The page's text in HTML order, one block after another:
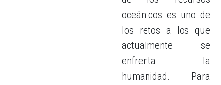
oceánicos es uno de
los retos a los que
actualmente se
enfrenta la
humanidad. Para